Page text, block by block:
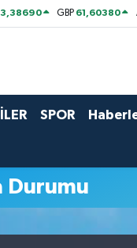
GBP 61,60380
SPOR
Durumu